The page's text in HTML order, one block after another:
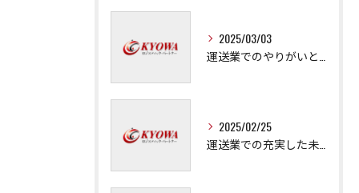
2025/03/03
2025/02/25